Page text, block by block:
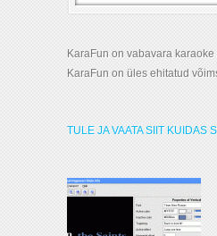
KaraFun on vabavara
KaraFun on üles ehitatud
TULE JA VAATA SIIT KUIDAS